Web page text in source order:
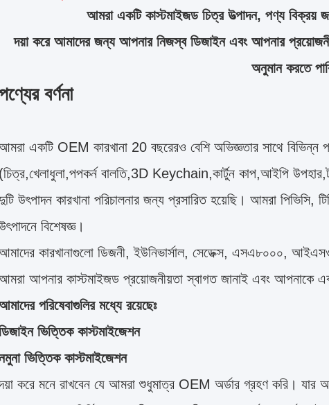
আমরা একটি কাস্টমাইজড চিত্র উত্পাদন, পণ্য বিক্রয়
দয়া করে আমাদের জন্য আপনার নিজস্ব ডিজাইন এবং আপনার
অনুমান করতে
বর্ণনা
একটি OEM কারখানা 20 বছরেরও বেশি অভিজ্ঞতার সাথে বিভিন্ন
(চিত্র,খেলাধুলা,পপকর্ন বালতি,3D Keychain,কার্টুন কাপ,আইপি
উৎপাদন কারখানা পরিচালনার জন্য প্রসারিত হয়েছি। আমরা
বিশেষজ্ঞ।
কারখানাগুলো ডিজনী, ইউনিভার্সাল, সেডেক্স, এসএ৮০০০,
আপনার কাস্টমাইজড প্রয়োজনীয়তা স্বাগত জানাই এবং আপনাকে
পরিষেবাগুলির মধ্যে রয়েছেঃ
ভিত্তিক কাস্টমাইজেশন
ভিত্তিক কাস্টমাইজেশন
করে মনে রাখবেন যে আমরা শুধুমাত্র OEM অর্ডার গ্রহণ করি। যার